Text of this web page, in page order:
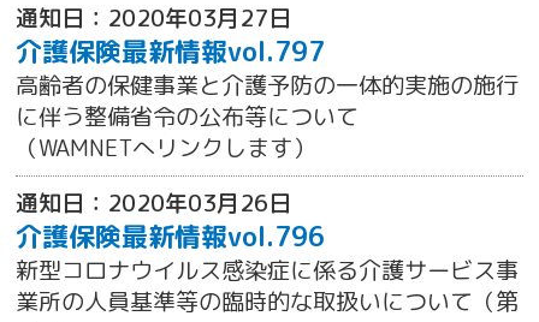
通知日：2020年03月27日
介護保険最新情報vol.797
高齢者の保健事業と介護予防の一体的実施の施行
に伴う整備省令の公布等について
（WAMNETへリンクします）
通知日：2020年03月26日
介護保険最新情報vol.796
新型コロナウイルス感染症に係る介護サービス事
業所の人員基準等の臨時的な取扱いについて（第